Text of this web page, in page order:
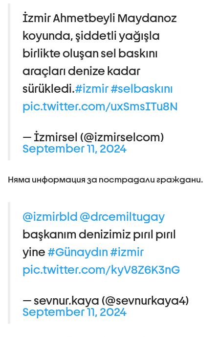
İzmir Ahmetbeyli Maydanoz
koyunda, şiddetli yağışla
birlikte oluşan sel baskını
araçları denize kadar
sürükledi.#izmir#selbaskını
pic.twitter.com/uxSmsITu8N
— İzmirsel (@izmirselcom)
September 11, 2024
Няма информация за пострадали граждани.
@izmirbld @drcemiltugay
başkanım denizimiz pırıl pırıl
yine#Günaydın#izmir
pic.twitter.com/kyV8Z6K3nG
— sevnur.kaya (@sevnurkaya4)
September 11, 2024